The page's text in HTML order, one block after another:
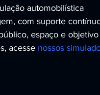
automobilística
com suporte
espaço e objetivo
acesse nossos